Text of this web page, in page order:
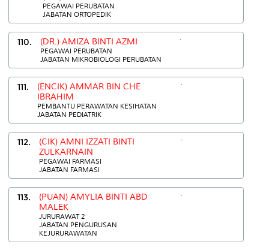
PEGAWAI PERUBATAN
JABATAN ORTOPEDIK
110. (DR.) AMIZA BINTI AZMI
PEGAWAI PERUBATAN
JABATAN MIKROBIOLOGI PERUBATAN
.
111.
(ENCIK) AMMAR BIN CHE
IBRAHIM
PEMBANTU PERAWATAN KESIHATAN
JABATAN PEDIATRIK
.
112.
(CIK) AMNI IZZATI BINTI
ZULKARNAIN
PEGAWAI FARMASI
JABATAN FARMASI
.
113.
(PUAN) AMYLIA BINTI ABD
MALEK
JURURAWAT 2
JABATAN PENGURUSAN
KEJURURAWATAN
.